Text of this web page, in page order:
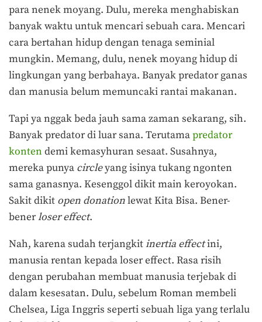
para nenek moyang. Dulu, mereka menghabiskan
banyak waktu untuk mencari sebuah cara. Mencari
cara bertahan hidup dengan tenaga seminial
mungkin. Memang, dulu, nenek moyang hidup di
lingkungan yang berbahaya. Banyak predator ganas
dan manusia belum memuncaki rantai makanan.
Tapi ya nggak beda jauh sama zaman sekarang, sih.
Banyak predator di luar sana. Terutamapredator
konten demi kemasyhuran sesaat. Susahnya,
mereka punya circleyang isinya tukang ngonten
sama ganasnya. Kesenggol dikit main keroyokan.
Sakit dikit open donationlewat Kita Bisa. Bener-
benerloser effect.
Nah, karena sudah terjangkitinertia effectini,
manusia rentan kepada loser effect. Rasa risih
dengan perubahan membuat manusia terjebak di
dalam kesesatan. Dulu, sebelum Roman membeli
Chelsea, Liga Inggris seperti sebuah liga yang terlalu